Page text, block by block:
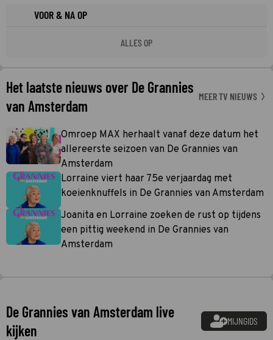
VOOR & NA OP
ALLES OP
Het laatste nieuws over De Grannies
van Amsterdam
MEER TV NIEUWS
Omroep MAX herhaalt vanaf deze datum het
allereerste seizoen van De Grannies van
Amsterdam
Lorraine viert haar 75e verjaardag met
koeienknuffels in De Grannies van Amsterdam
Joanita en Lorraine zoeken de rust op tijdens
een pittig weekend in De Grannies van
Amsterdam
De Grannies van Amsterdam live
kijken
MIJNGIDS